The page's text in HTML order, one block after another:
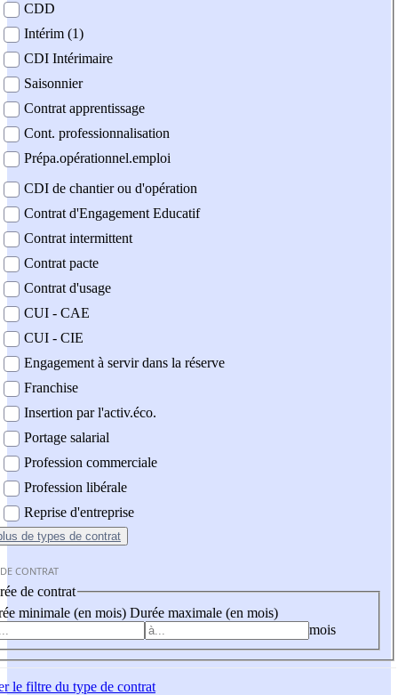
CDD
Intérim (1)
CDI Intérimaire
Saisonnier
Contrat apprentissage
Cont. professionnalisation
Prépa.opérationnel.emploi
CDI de chantier ou d'opération
Contrat d'Engagement Educatif
Contrat intermittent
Contrat pacte
Contrat d'usage
CUI - CAE
CUI - CIE
Engagement à servir dans la réserve
Franchise
Insertion par l'activ.éco.
Portage salarial
Profession commerciale
Profession libérale
Reprise d'entreprise
de types de contrat
CONTRAT
de contrat
minimale (en mois) Durée maximale (en mois)
mois
le filtre du type de contrat